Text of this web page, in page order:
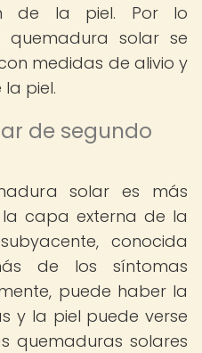
de la piel. Por lo
solar se
medidas de alivio y
piel.
de segundo
solar es más
capa externa de la
conocida
de los síntomas
puede haber la
y la piel puede verse
quemaduras solares